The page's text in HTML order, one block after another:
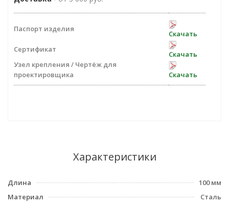
Паспорт изделия
Скачать
Сертификат
Скачать
Узел крепления / Чертёж для
проектировщика
Скачать
Характеристики
Длина
100 мм
Материал
Сталь